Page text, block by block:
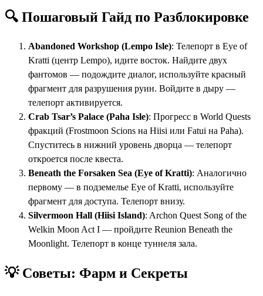
🔍 Пошаговый Гайд по Разблокировке
Abandoned Workshop (Lempo Isle): Телепорт в Eye of
Kratti (центр Lempo), идите восток. Найдите двух
фантомов — подождите диалог, используйте красный
фрагмент для разрушения руин. Войдите в дыру —
телепорт активируется.
Crab Tsar’s Palace (Paha Isle): Прогресс в World Quests
фракций (Frostmoon Scions на Hiisi или Fatui на Paha).
Спуститесь в нижний уровень дворца — телепорт
откроется после квеста.
Beneath the Forsaken Sea (Eye of Kratti): Аналогично
первому — в подземелье Eye of Kratti, используйте
фрагмент для доступа. Телепорт внизу.
Silvermoon Hall (Hiisi Island): Archon Quest Song of the
Welkin Moon Act I — пройдите Reunion Beneath the
Moonlight. Телепорт в конце туннеля зала.
💡 Советы: Фарм и Секреты